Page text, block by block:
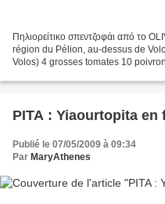
Πηλιορείτικο σπεντζοφάι από το
région du Pélion, au-dessus de
Volos) 4 grosses tomates 10
PITA : Yiaourtopita en
Publié le 07/05/2009 à 09:34
Par MaryAthenes